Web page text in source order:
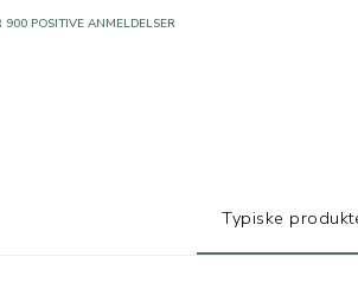
FRA FREMRAGENDE PRODUSENTER
Typiske